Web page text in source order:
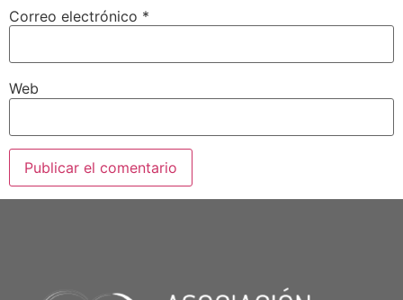
Correo electrónico *
Web